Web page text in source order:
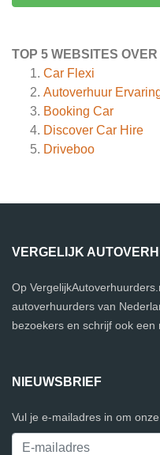
TOP 5 WEBSITES
Car Flexi
Autoverhuur
Booking Car
Discover Car Hire
Driveboo
VERGELIJK
Op
autoverhuurders van
bezoekers en schrijf ook een
NIEUWSBRIEF
Vul je e-mailadres in om